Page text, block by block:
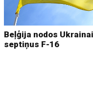
Beļģija nodos Ukrainai
septiņus F-16